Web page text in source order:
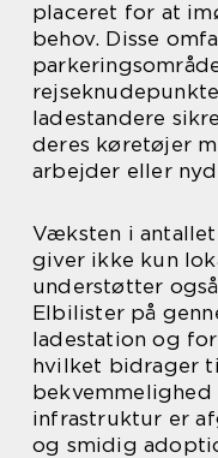
placeret for at
behov. Disse
ladestandere
deres køretøjer
arbejder eller
Væksten i
giver ikke kun
understøtter
Elbilister på
ladestation og
hvilket bidrager
bekvemmelighed
infrastruktur er
og smidig